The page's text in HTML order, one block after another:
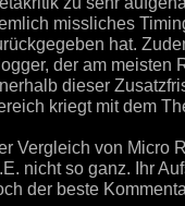
missliches
hat.
der am meisten
dieser
kriegt mit dem
Vergleich von Micro
nicht so ganz. Ihr
der beste